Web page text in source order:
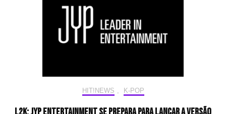
HIT!NEWS , K-POP